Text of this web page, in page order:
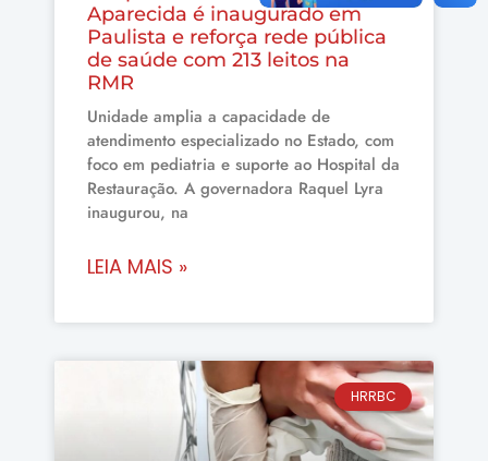
Aparecida é inaugurado em
Paulista e reforça rede pública
de saúde com 213 leitos na
RMR
Unidade amplia a capacidade de
atendimento especializado no Estado, com
foco em pediatria e suporte ao Hospital da
Restauração. A governadora Raquel Lyra
inaugurou, na
LEIA MAIS »
HRRBC